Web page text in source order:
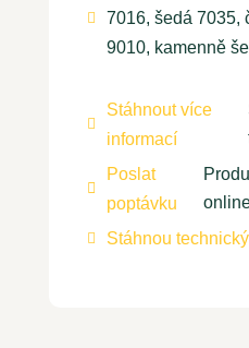

7016, šedá 7035,
9010, kamenně

Stáhnout více
informací

Poslat
poptávku
 Stáhnou